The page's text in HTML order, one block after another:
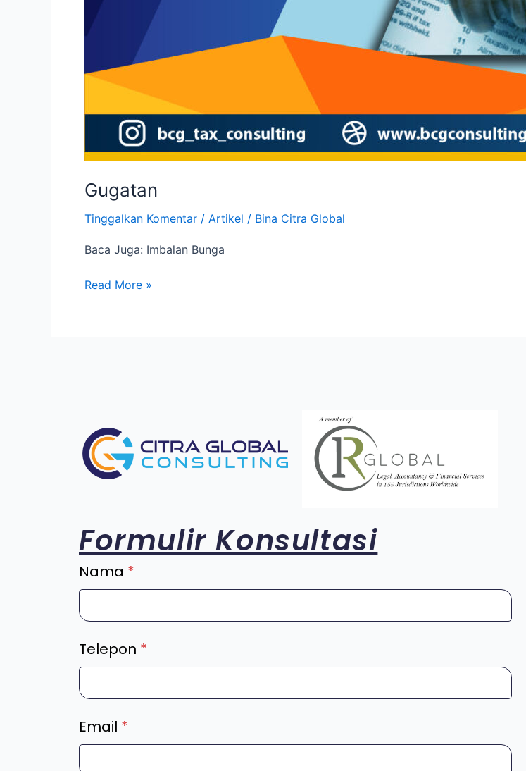
Gugatan
Tinggalkan Komentar / Artikel / Bina Citra Global
Baca Juga: Imbalan Bunga
Read More »
Formulir Konsultasi
Nama *
Telepon *
Email *